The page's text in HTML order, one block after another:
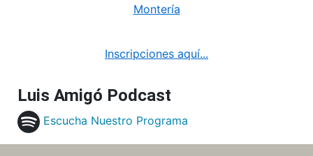
Montería
Inscripciones aquí...
Luis Amigó Podcast
Escucha Nuestro Programa